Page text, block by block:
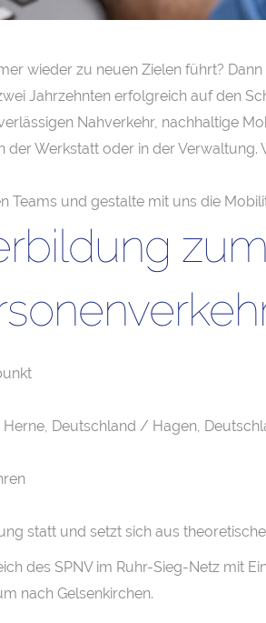
wieder zu neuen Zielen führt?
Jahrzehnten erfolgreich auf den
Nahverkehr, nachhaltige
der Werkstatt oder in der
Teams und gestalte mit uns die
Deutschland / Hagen,
statt und setzt sich aus
des SPNV im Ruhr-Sieg-Netz mit
nach Gelsenkirchen.